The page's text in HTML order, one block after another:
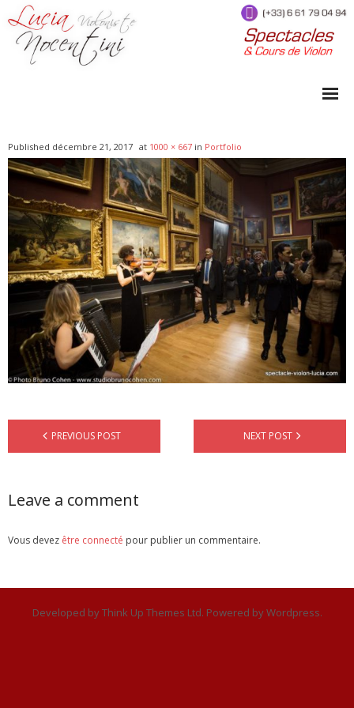
Accueil
Portfolio
Répertoire
Cours de violon
Qui suis-je ?
Tarifs
Contact
Published décembre 21, 2017 at 1000 × 667 in Portfolio
PREVIOUS POST NEXT POST
Leave a comment
Vous devez être connecté pour publier un commentaire.
Developed byThink Up Themes Ltd. Powered byWordpress.